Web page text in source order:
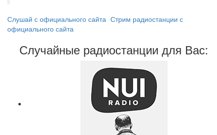
Слушай с официального сайта Стрим радиостанции с
официального сайта
Случайные радиостанции для Вас: